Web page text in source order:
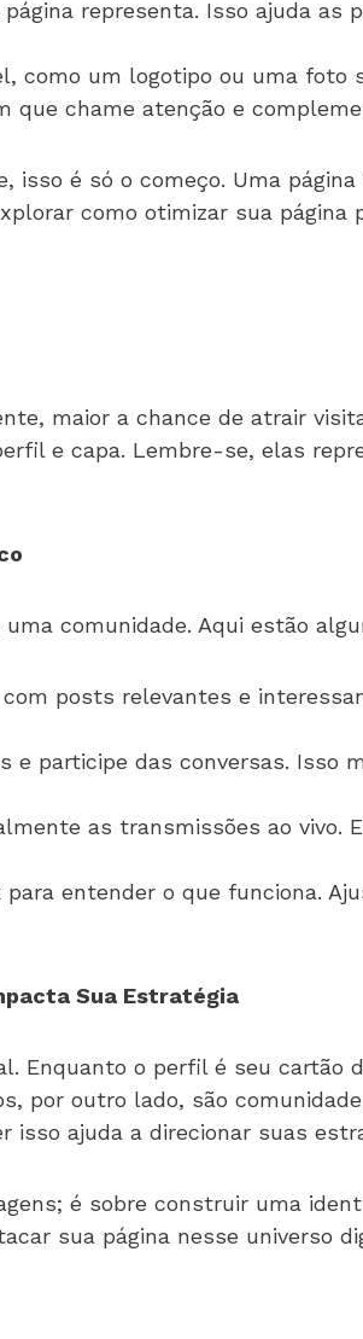
representa. Isso ajuda as
como um logotipo ou uma foto
que chame atenção e
é só o começo. Uma
como otimizar sua página
maior a chance de atrair
e capa. Lembre-se, elas
comunidade. Aqui estão
posts relevantes e
e participe das conversas. Isso
as transmissões ao vivo.
entender o que funciona.
Sua Estratégia
Enquanto o perfil é seu cartão
por outro lado, são
ajuda a direcionar suas
é sobre construir uma
sua página nesse universo